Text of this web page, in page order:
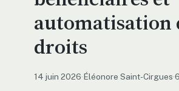
automatisation
droits
14 juin 2026·Éléonore Saint-Cirgues·